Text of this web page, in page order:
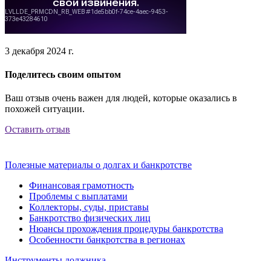
3 декабря 2024 г.
Поделитесь своим опытом
Ваш отзыв очень важен для людей, которые оказались в
похожей ситуации.
Оставить отзыв
Полезные материалы о долгах и банкротстве
Финансовая грамотность
Проблемы с выплатами
Коллекторы, суды, приставы
Банкротство физических лиц
Нюансы прохождения процедуры банкротства
Особенности банкротства в регионах